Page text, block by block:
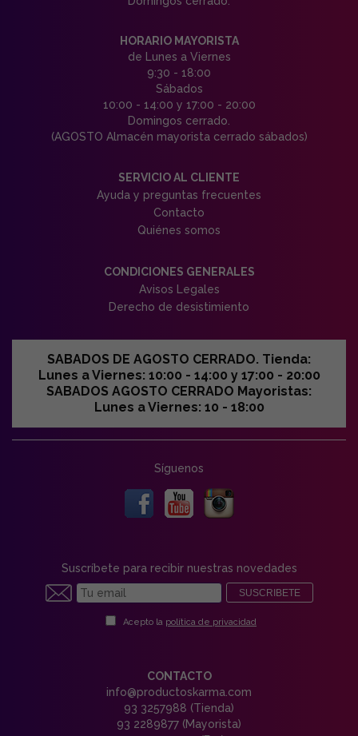
HORARIO MAYORISTA
de Lunes a Viernes
9:30 - 18:00
Sábados
10:00 - 14:00 y 17:00 - 20:00
Domingos cerrado.
(AGOSTO Almacén mayorista cerrado sábados)
SERVICIO AL CLIENTE
Ayuda y preguntas frecuentes
Contacto
Quiénes somos
CONDICIONES GENERALES
Avisos Legales
Derecho de desistimiento
SABADOS DE AGOSTO CERRADO. Tienda:
Lunes a Viernes: 10:00 - 14:00 y 17:00 - 20:00
SABADOS AGOSTO CERRADO Mayoristas:
Lunes a Viernes: 10 - 18:00
Síguenos
Suscríbete para recibir nuestras novedades
SUSCRIBETE
Acepto la política de privacidad
CONTACTO
info@productoskarma.com
93 3257988 (Tienda)
93 2289877 (Mayorista)